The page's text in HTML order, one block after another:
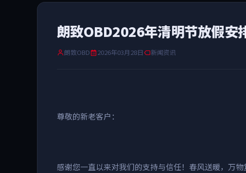
朗致OBD2026年清明节放假安
朗致OBD 2026年03月28日 新闻资讯
尊敬的新老客户：
感谢您一直以来对我们的支持与信任！春风送暖，万